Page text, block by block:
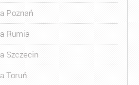
Poznań
Rumia
Szczecin
Toruń